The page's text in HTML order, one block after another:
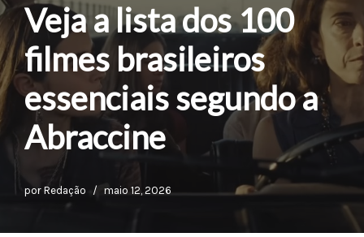
Veja a lista dos 100
filmes brasileiros
essenciais segundo a
Abraccine
por Redação maio 12, 2026